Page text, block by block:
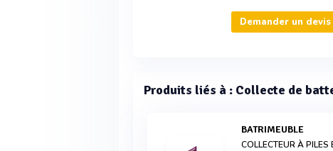
Demander un
Produits liés à : Collecte de
BATRIMEUBLE
COLLECTEUR À PILES